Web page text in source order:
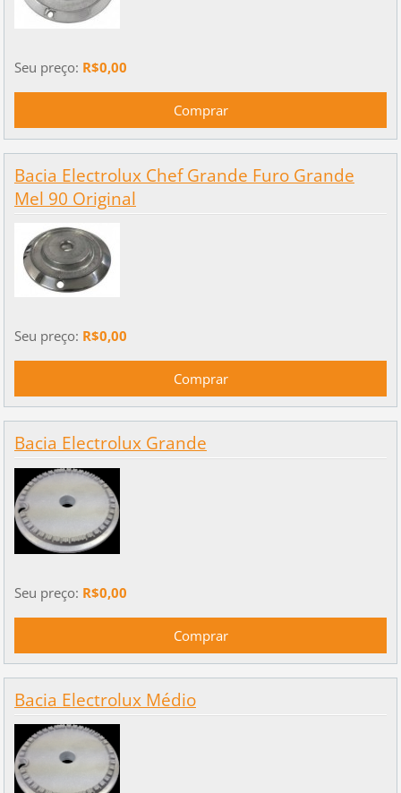
Seu preço: R$0,00
Bacia Electrolux Chef Grande Furo Grande
Mel 90 Original
Seu preço: R$0,00
Bacia Electrolux Grande
Seu preço: R$0,00
Bacia Electrolux Médio